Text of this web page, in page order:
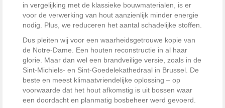
in vergelijking met de klassieke bouwmaterialen, is er
voor de verwerking van hout aanzienlijk minder energie
nodig. Plus, we reduceren het aantal schadelijke stoffen.
Dus pleiten wij voor een waarheidsgetrouwe kopie van
de Notre-Dame. Een houten reconstructie in al haar
glorie. Maar dan wel een brandveilige versie, zoals in de
Sint-Michiels- en Sint-Goedelekathedraal in Brussel. De
beste en meest klimaatvriendelijke oplossing – op
voorwaarde dat het hout afkomstig is uit bossen waar
een doordacht en planmatig bosbeheer werd gevoerd.